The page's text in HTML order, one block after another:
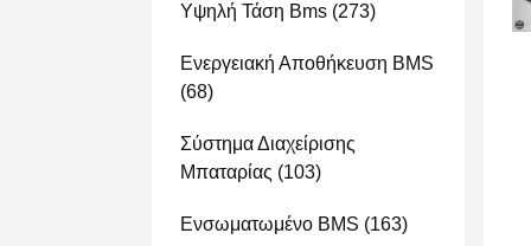
Υψηλή Τάση Bms (273)
Ενεργειακή Αποθήκευση BMS
(68)
Σύστημα Διαχείρισης
Μπαταρίας (103)
Ενσωματωμένο BMS (163)